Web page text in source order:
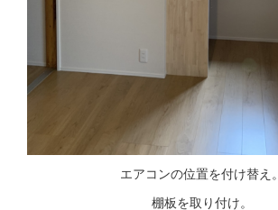
エアコンの位置を付け替え。
棚板を取り付け。